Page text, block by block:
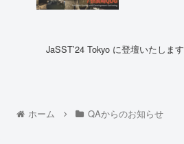
JaSST’24 Tokyo に登壇いたします
ホーム QAからのお知らせ